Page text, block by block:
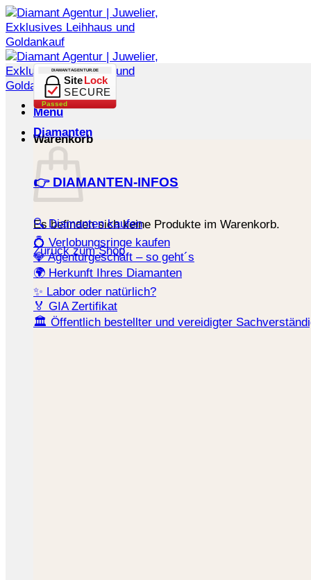
Zum
Inhalt
springen
Menü
Warenkorb
Es befinden sich keine Produkte im Warenkorb.
Zurück zum Shop
DIAMANTAGENTUR.DE
Site Lock
SECURE
Passed
Diamanten
👉 DIAMANTEN-INFOS
🔍 Diamanten kaufen
💍 Verlobungsringe kaufen
💎 Agenturgeschäft – so geht´s
🌍 Herkunft Ihres Diamanten
✨ Labor oder natürlich?
🏅 GIA Zertifikat
🏛️ Öffentlich bestellter und vereidigter